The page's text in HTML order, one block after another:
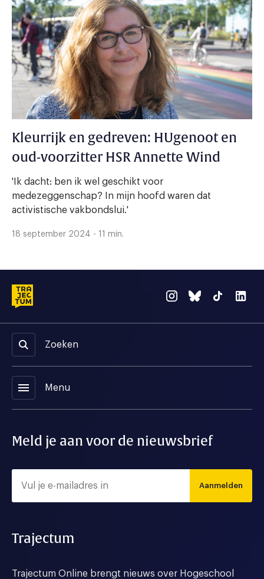
Kleurrijk en gedreven: HUgenoot en
oud-voorzitter HSR Annette Wind
'Ik dacht: ben ik wel geschikt voor
medezeggenschap? In mijn hoofd waren dat
activistische vakbondslui.'
18 september 2024 - 11 min.
Zoeken
menu Menu
Meld je aan voor de nieuwsbrief
Aanmelden
Trajectum
Trajectum Online brengt nieuws over Hogeschool